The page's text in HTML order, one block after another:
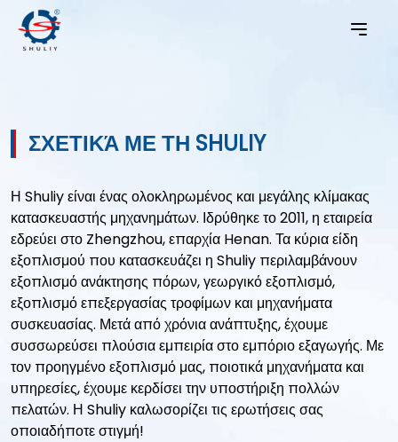
ΣΧΕΤΙΚΆ ΜΕ ΤΗ SHULIY
Η Shuliy είναι ένας ολοκληρωμένος και μεγάλης κλίμακας
κατασκευαστής μηχανημάτων. Ιδρύθηκε το 2011, η εταιρεία
εδρεύει στο Zhengzhou, επαρχία Henan. Τα κύρια είδη
εξοπλισμού που κατασκευάζει η Shuliy περιλαμβάνουν
εξοπλισμό ανάκτησης πόρων, γεωργικό εξοπλισμό,
εξοπλισμό επεξεργασίας τροφίμων και μηχανήματα
συσκευασίας. Μετά από χρόνια ανάπτυξης, έχουμε
συσσωρεύσει πλούσια εμπειρία στο εμπόριο εξαγωγής. Με
τον προηγμένο εξοπλισμό μας, ποιοτικά μηχανήματα και
υπηρεσίες, έχουμε κερδίσει την υποστήριξη πολλών
πελατών. Η Shuliy καλωσορίζει τις ερωτήσεις σας
οποιαδήποτε στιγμή!